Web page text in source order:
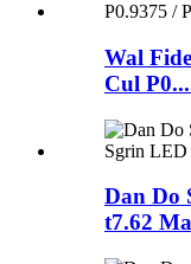
Wal
Cul
Dan Do
t7.62